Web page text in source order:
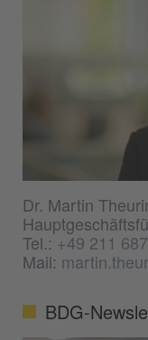
Dr. Martin
Tel.:+49 211
Mail:
BDG-